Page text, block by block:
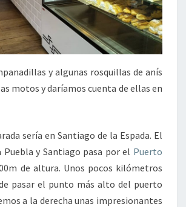
y algunas rosquillas de anís
motos y daríamos cuenta de ellas en
sería en Santiago de la Espada. El
y Santiago pasa por el Puerto
de altura. Unos pocos kilómetros
pasar el punto más alto del puerto
a la derecha unas impresionantes